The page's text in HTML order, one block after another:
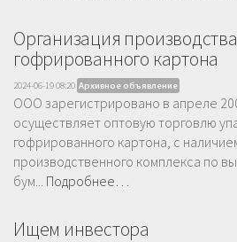
Организация
гофрированного картона
2024-06-19 08:20 Архивное объявление
ООО зарегистрировано в апреле
осуществляет оптовую торговлю
гофрированного картона, с
производственного комплекса по
бум... Подробнее…
Ищем инвестора